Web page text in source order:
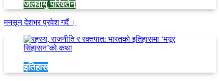
जलवायु परिवर्तन
मनसून देशभर प्रवेश गर्दै ।
इतिहास